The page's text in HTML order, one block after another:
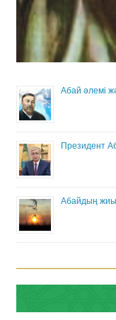
Абай әлемі
Президент
Абайдың